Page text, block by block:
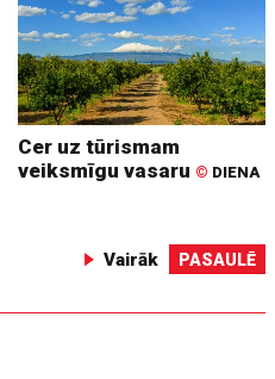
Cer uz tūrismam
veiksmīgu vasaru © DIENA
Vairāk PASAULĒ